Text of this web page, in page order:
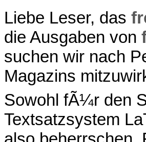
Liebe Leser, das
die Ausgaben von
suchen wir nach
Magazins
Sowohl fÃ¼r den
Textsatzsystem